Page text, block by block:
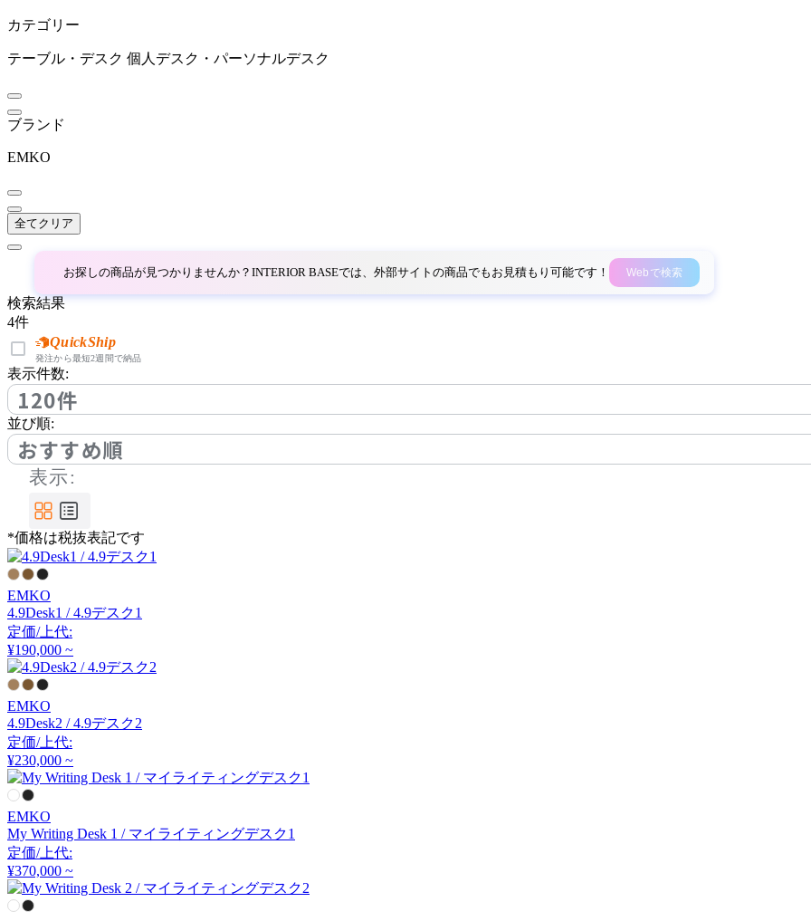
エムコ
Ethical Furniture
ETHNICRAFT
フェローズ
フィール
FIS
エフアイエス
FRONT PAGE NEWS
フロント・ページ・ニュ
GUBI
グビ
HAY
ヘイ
カテゴリー
テーブル・デスク 個人デスク・パーソナルデスク
ブランド
EMKO
全てクリア
お探しの商品が見つかりませんか？INTERIOR BASEでは、外部サイトの商品でもお見積もり可能です！ Webで検索
検索結果
4件
QuickShip
発注から最短2週間で納品
表示件数:
120件
並び順:
おすすめ順
表示:
*価格は税抜表記です
EMKO
4.9Desk1 / 4.9デスク1
定価/上代:
¥190,000 ~
EMKO
4.9Desk2 / 4.9デスク2
定価/上代:
¥230,000 ~
EMKO
My Writing Desk 1 / マイライティングデスク1
定価/上代:
¥370,000 ~